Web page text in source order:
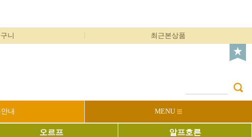
니 최근본상품
내 MENU
오르프 알프호른